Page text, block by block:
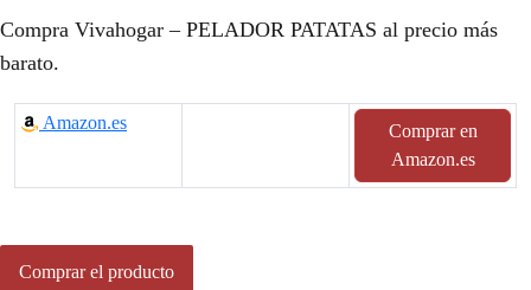
Compra Vivahogar – PELADOR PATATAS al precio más
barato.
Amazon.es
Comprar en
Amazon.es
Comprar el producto